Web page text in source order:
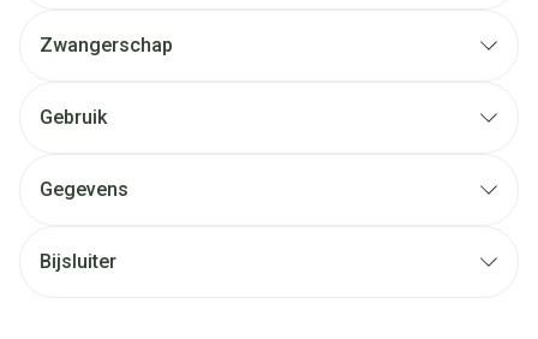
Zwangerschap
Gebruik
Gegevens
Bijsluiter